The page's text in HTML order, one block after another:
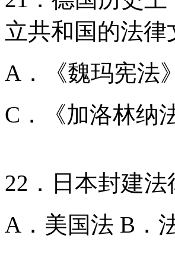
立共和国的法律
A．《魏玛宪法
C．《加洛林纳
22．日本封建
A．美国法 B．